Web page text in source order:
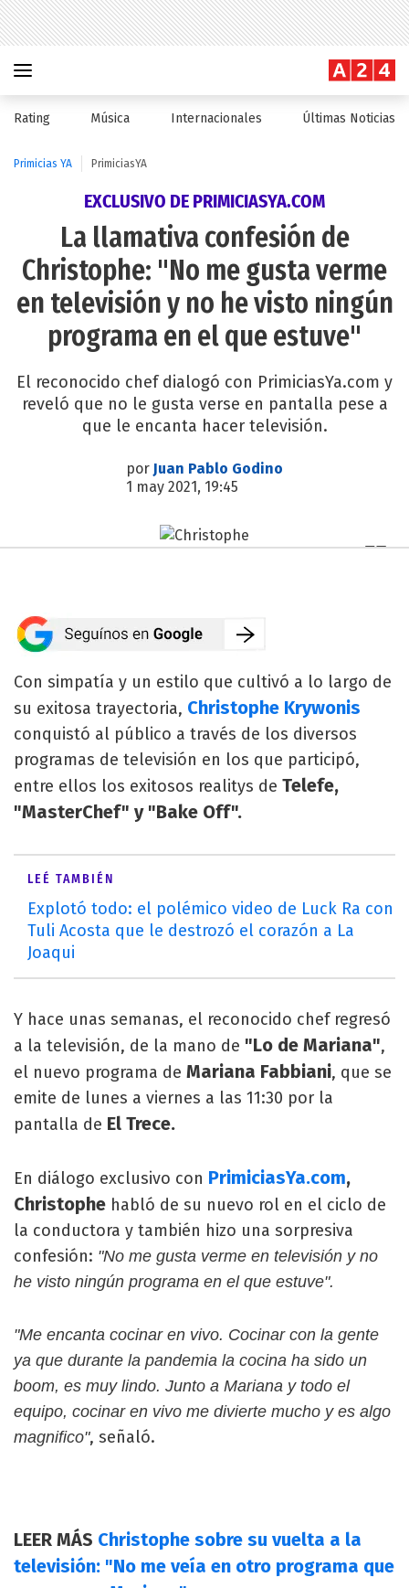
Rating Música Internacionales Últimas Noticias
Primicias YA PrimiciasYA
EXCLUSIVO DE PRIMICIASYA.COM
La llamativa confesión de
Christophe: "No me gusta verme
en televisión y no he visto ningún
programa en el que estuve"
El reconocido chef dialogó con PrimiciasYa.com y
reveló que no le gusta verse en pantalla pese a
que le encanta hacer televisión.
por Juan Pablo Godino
1 may 2021, 19:45
Con simpatía y un estilo que cultivó a lo largo de
su exitosa trayectoria, Christophe Krywonis
conquistó al público a través de los diversos
programas de televisión en los que participó,
entre ellos los exitosos realitys de Telefe,
"MasterChef" y "Bake Off".
LEÉ TAMBIÉN
Explotó todo: el polémico video de Luck Ra con
Tuli Acosta que le destrozó el corazón a La
Joaqui
Y hace unas semanas, el reconocido chef regresó
a la televisión, de la mano de "Lo de Mariana",
el nuevo programa de Mariana Fabbiani, que se
emite de lunes a viernes a las 11:30 por la
pantalla de El Trece.
En diálogo exclusivo con PrimiciasYa.com,
Christophe habló de su nuevo rol en el ciclo de
la conductora y también hizo una sorpresiva
confesión: "No me gusta verme en televisión y no
he visto ningún programa en el que estuve".
"Me encanta cocinar en vivo. Cocinar con la gente
ya que durante la pandemia la cocina ha sido un
boom, es muy lindo. Junto a Mariana y todo el
equipo, cocinar en vivo me divierte mucho y es algo
magnifico", señaló.
LEER MÁS Christophe sobre su vuelta a la
televisión: "No me veía en otro programa que